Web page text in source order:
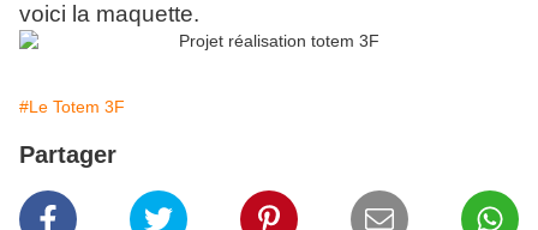
voici la maquette.
#Le Totem 3F
Partager